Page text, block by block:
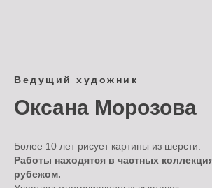
Ведущий художник
Оксана Морозова
Более 10 лет рисует картины из шерсти.
Работы находятся в частных
рубежом.